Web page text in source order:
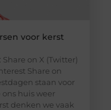
voor kerst
on X (Twitter)
Share on
staan voor
huis weer
denken we vaak